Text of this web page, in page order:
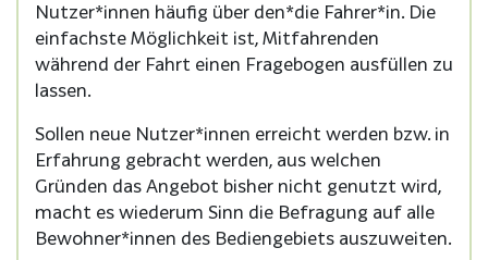
Nutzer*innen häufig über den*die Fahrer*in. Die
einfachste Möglichkeit ist, Mitfahrenden
während der Fahrt einen Fragebogen ausfüllen zu
lassen.
Sollen neue Nutzer*innen erreicht werden bzw. in
Erfahrung gebracht werden, aus welchen
Gründen das Angebot bisher nicht genutzt wird,
macht es wiederum Sinn die Befragung auf alle
Bewohner*innen des Bediengebiets auszuweiten.